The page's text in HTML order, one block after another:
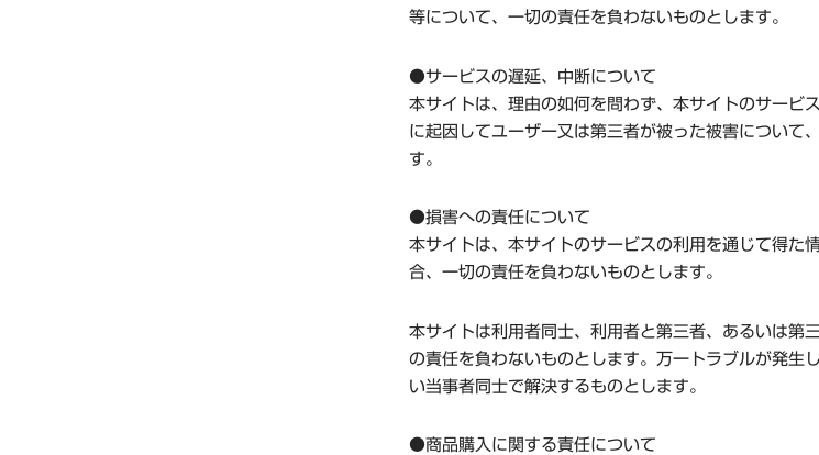
等について、一切の責任を負わないものとします。
●サービスの遅延、中断について
本サイトは、理由の如何を問わず、本サイトのサービ
に起因してユーザー又は第三者が被った被害について
す。
●損害への責任について
本サイトは、本サイトのサービスの利用を通じて得た
合、一切の責任を負わないものとします。
本サイトは利用者同士、利用者と第三者、あるいは第
の責任を負わないものとします。万一トラブルが発生
い当事者同士で解決するものとします。
●商品購入に関する責任について